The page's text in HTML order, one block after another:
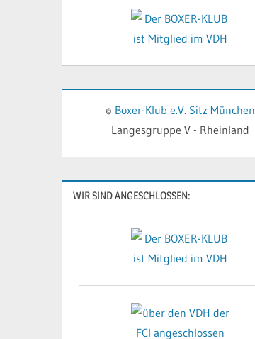
© Boxer-Klub e.V. Sitz München
Langesgruppe V - Rheinland
WIR SIND ANGESCHLOSSEN: